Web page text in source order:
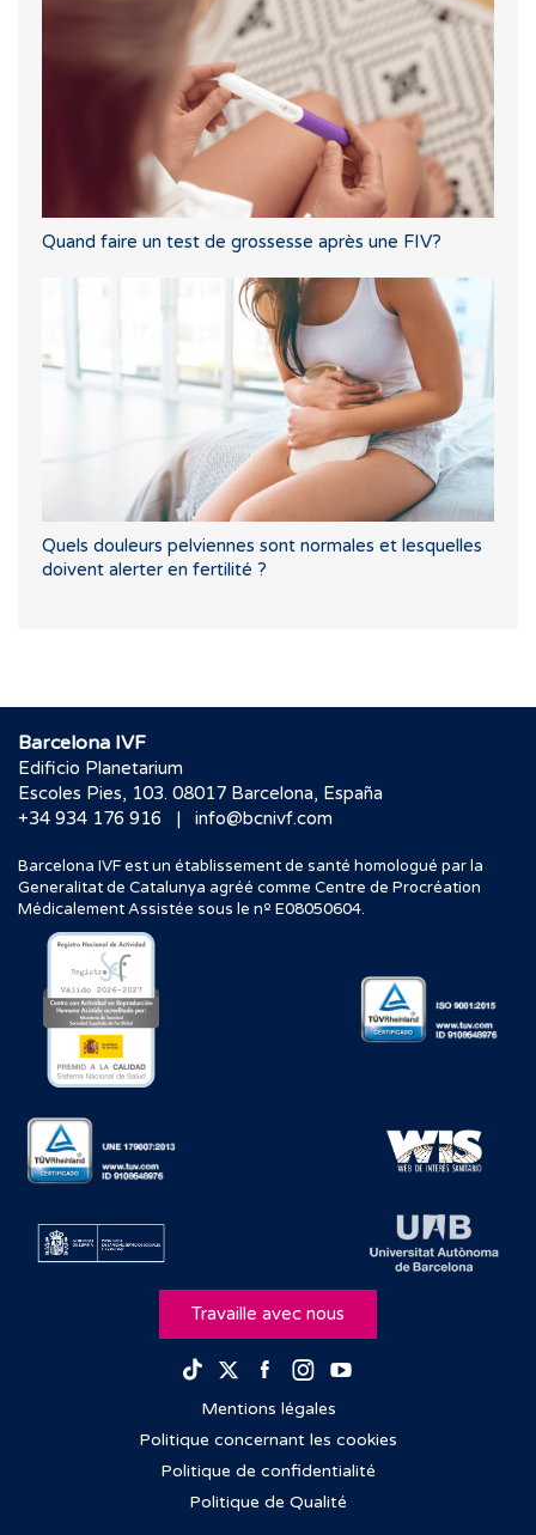
Quand faire un test de grossesse après une FIV?
Quels douleurs pelviennes sont normales et lesquelles
doivent alerter en fertilité ?
Barcelona IVF
Edificio Planetarium
Escoles Pies, 103. 08017 Barcelona, España
+34 934 176 916
| info@bcnivf.com
Barcelona IVF est un établissement de santé homologué par la
Generalitat de Catalunya agréé comme Centre de Procréation
Médicalement Assistée sous le nº E08050604.
Travaille avec nous
TikTokTwitterFacebook
Instagram
Mentions légales
Politique concernant les cookies
Politique de confidentialité
Politique de Qualité